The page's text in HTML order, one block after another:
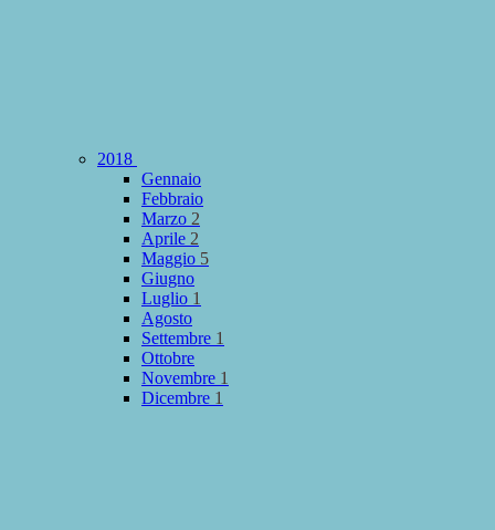
2018
Gennaio
Febbraio
Marzo 2
Aprile 2
Maggio 5
Giugno
Luglio 1
Agosto
Settembre 1
Ottobre
Novembre 1
Dicembre 1